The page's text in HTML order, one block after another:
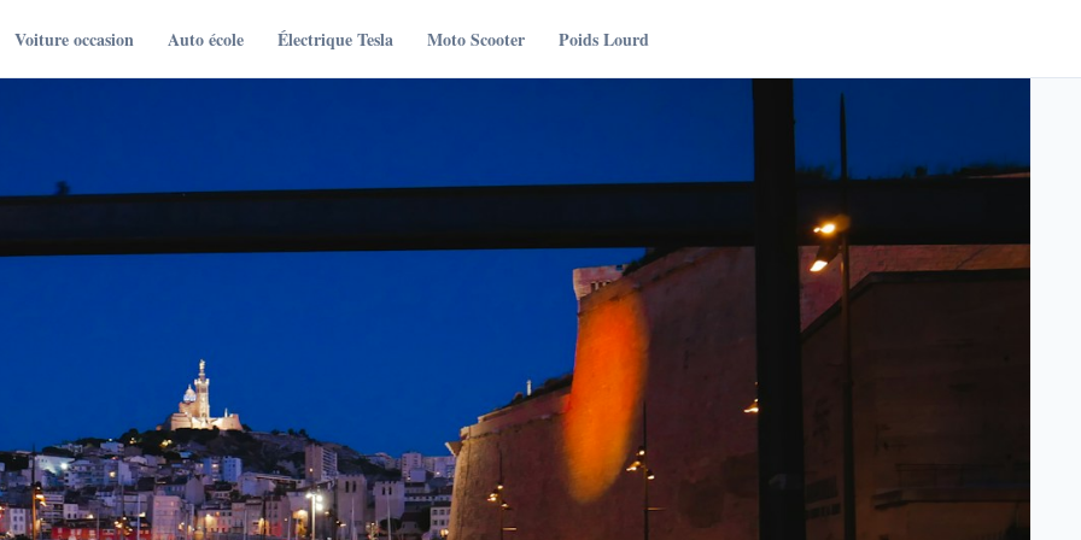
Voiture occasion Auto école Électrique Tesla Moto Scooter Poids Lourd